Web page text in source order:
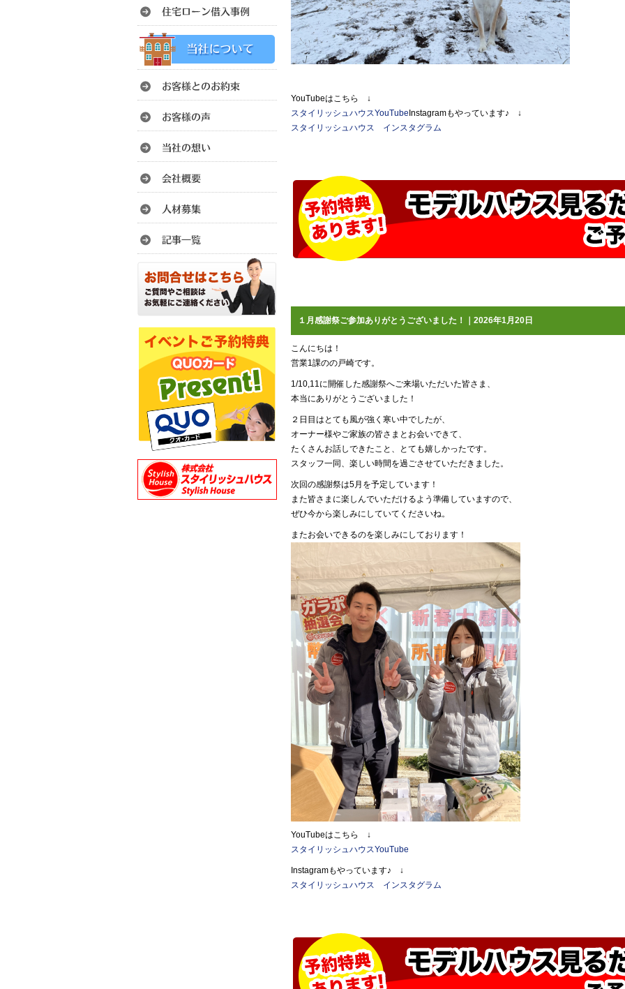
YouTubeはこちら ↓
スタイリッシュハウスYouTube Instagramもやっています♪ ↓
スタイリッシュハウス インスタグラム
１月感謝祭ご参加ありがとうございました！｜2026年1月20日
こんにちは！
営業1課のの戸崎です。
1/10,11に開催した感謝祭へご来場いただいた皆さま、
本当にありがとうございました！
２日目はとても風が強く寒い中でしたが、
オーナー様やご家族の皆さまとお会いできて、
たくさんお話しできたこと、とても嬉しかったです。
スタッフ一同、楽しい時間を過ごさせていただきました。
次回の感謝祭は5月を予定しています！
また皆さまに楽しんでいただけるよう準備していますので、
ぜひ今から楽しみにしていてくださいね。
またお会いできるのを楽しみにしております！
YouTubeはこちら ↓
スタイリッシュハウスYouTube
Instagramもやっています♪ ↓
スタイリッシュハウス インスタグラム